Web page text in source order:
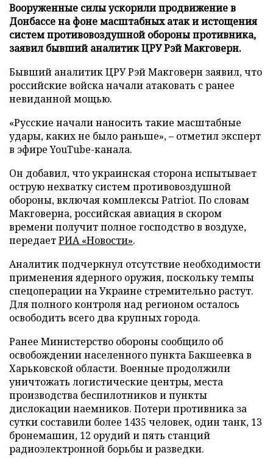
Вооруженные силы ускорили продвижение в
Донбассе на фоне масштабных атак и истощения
систем противовоздушной обороны противника,
заявил бывший аналитик ЦРУ Рэй Макговерн.
Бывший аналитик ЦРУ Рэй Макговерн заявил, что
российские войска начали атаковать с ранее
невиданной мощью.
«Русские начали наносить такие масштабные
удары, каких не было раньше», – отметил эксперт
в эфире YouTube-канала.
Он добавил, что украинская сторона испытывает
острую нехватку систем противовоздушной
обороны, включая комплексы Patriot. По словам
Макговерна, российская авиация в скором
времени получит полное господство в воздухе,
передаетРИА «Новости».
Аналитик подчеркнул отсутствие необходимости
применения ядерного оружия, поскольку темпы
спецоперации на Украине стремительно растут.
Для полного контроля над регионом осталось
освободить всего два крупных города.
Ранее Министерство обороны сообщило об
освобождении населенного пункта Бакшеевка в
Харьковской области. Военные продолжили
уничтожать логистические центры, места
производства беспилотников и пункты
дислокации наемников. Потери противника за
сутки составили более 1435 человек, один танк, 13
бронемашин, 12 орудий и пять станций
радиоэлектронной борьбы и разведки.